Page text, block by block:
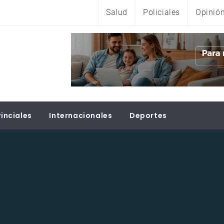
Salud Policiales
Internacionales Deportes